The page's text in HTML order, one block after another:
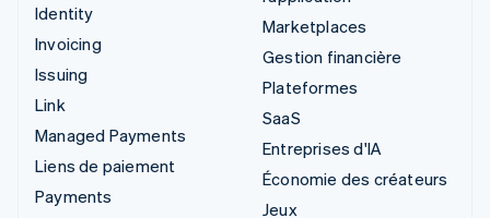
Identity
Invoicing
Issuing
Link
Managed Payments
Liens de paiement
Payments
Marketplaces
Gestion financière
Plateformes
SaaS
Entreprises d'IA
Économie des créateurs
Jeux